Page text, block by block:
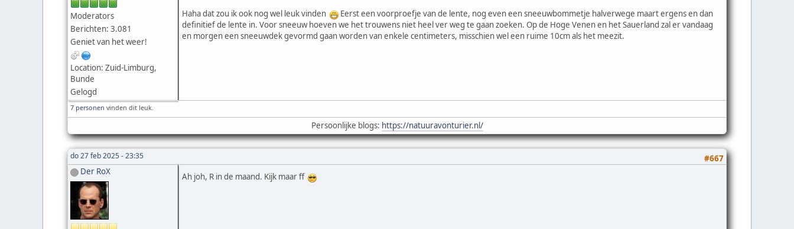
Moderators
Berichten: 3.081
Geniet van het weer!
Location: Zuid-Limburg,
Bunde
Gelogd
Haha dat zou ik ook nog wel leuk vinden
Eerst een voorproefje van de lente, nog even een sneeuwbommetje halverwege maart ergens en dan
definitief de lente in. Voor sneeuw hoeven we het trouwens niet heel ver weg te gaan zoeken. Op de Hoge Venen en het Sauerland zal er vandaag
en morgen een sneeuwdek gevormd gaan worden van enkele centimeters, misschien wel een ruime 10cm als het meezit.
7 personen vinden dit leuk.
Persoonlijke blogs: https://natuuravonturier.nl/
do 27 feb 2025 - 23:35
#667
Der RoX
Ah joh, R in de maand. Kijk maar ff